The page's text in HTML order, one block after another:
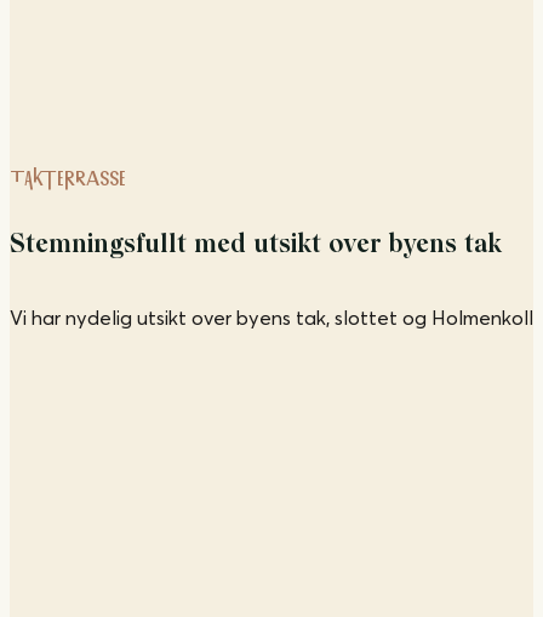
Stemningsfullt med utsikt over byens tak
TAKTERRASSE
Vi har nydelig utsikt over byens tak, slottet og